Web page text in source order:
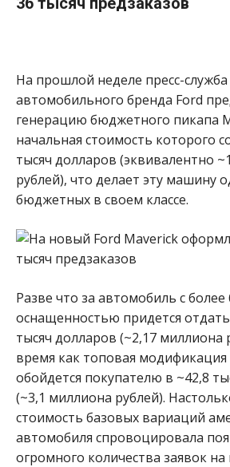
На прошлой неделе пресс-
автомобильного бренда Ford
генерацию бюджетного пикапа
начальная стоимость которого
тысяч долларов (эквивалентно
рублей), что делает эту машину
бюджетных в своем классе.
Разве что за автомобиль с более
оснащенностью придется
тысяч долларов (~2,17 миллиона
время как топовая
обойдется покупателю в ~42,8
(~3,1 миллиона рублей).
стоимость базовых вариаций
автомобиля спровоцировала
огромного количества заявок на